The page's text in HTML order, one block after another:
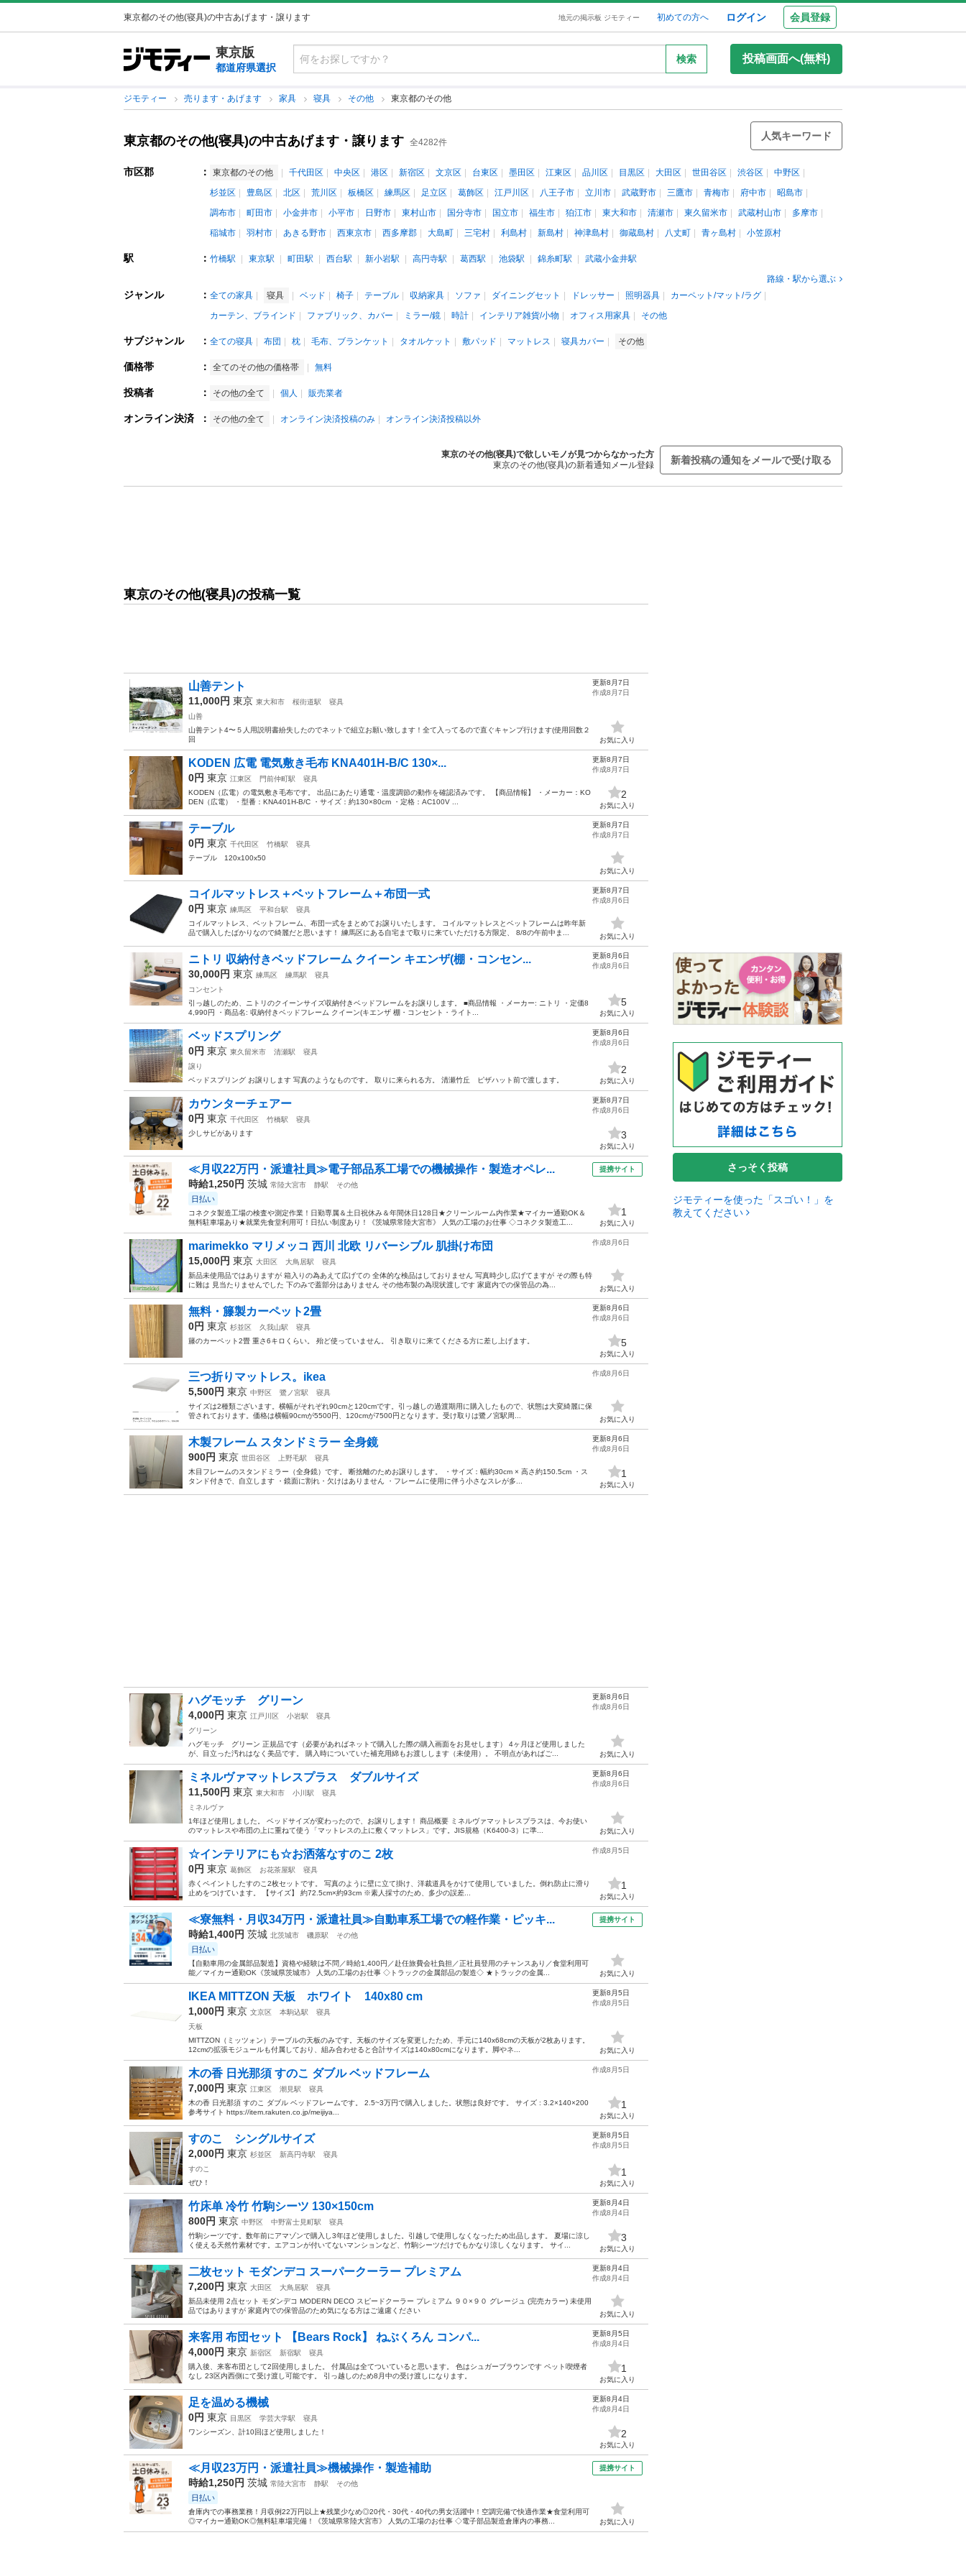
東京都のその他(寝具)の中古あげます・譲ります 地元の掲示板 ジモティー 初めての方へ ログイン 会員登録
東京版
都道府県選択
検索 投稿画面へ(無料)
ジモティー 売ります・あげます 家具 寝具 その他 東京都のその他
東京都のその他(寝具)の中古あげます・譲ります 全4282件
人気キーワード
市区郡 ： 東京都のその他 千代田区 中央区 港区 新宿区 文京区 台東区 墨田区 江東区 品川区 目黒区 大田区 世田谷区 渋谷区
中野区
杉並区
豊島区 北区 荒川区 板橋区 練馬区 足立区 葛飾区 江戸川区 八王子市 立川市 武蔵野市 三鷹市 青梅市 府中市
昭島市
調布市
町田市 小金井市 小平市 日野市 東村山市 国分寺市 国立市 福生市 狛江市 東大和市 清瀬市 東久留米市 武蔵村山市
多摩市
稲城市
羽村市 あきる野市 西東京市 西多摩郡 大島町 三宅村 利島村 新島村 神津島村 御蔵島村 八丈町 青ヶ島村 小笠原村
駅 ： 竹橋駅 東京駅 町田駅 西台駅 新小岩駅 高円寺駅 葛西駅 池袋駅 錦糸町駅
武蔵小金井駅
路線・駅から選ぶ
ジャンル ： 全ての家具 寝具 ベッド 椅子 テーブル 収納家具 ソファ ダイニングセット ドレッサー 照明器具
カーペット/マット/ラグ
カーテン、ブラインド
ファブリック、カバー ミラー/鏡 時計 インテリア雑貨/小物 オフィス用家具 その他
サブジャンル ： 全ての寝具 布団 枕 毛布、ブランケット タオルケット 敷パッド マットレス 寝具カバー その他
価格帯 ： 全てのその他の価格帯 無料
投稿者 ： その他の全て 個人 販売業者
オンライン決済 ： その他の全て オンライン決済投稿のみ オンライン決済投稿以外
東京のその他(寝具)で欲しいモノが見つからなかった方
東京のその他(寝具)の新着通知メール登録
新着投稿の通知をメールで受け取る
東京のその他(寝具)の投稿一覧
山善テント
11,000円 東京 東大和市 桜街道駅
寝具
山善
山善テント4〜５人用説明書紛失したのでネットで組立お願い致します！全て入ってるので直ぐキャンプ行けます(使用回数２
回
更新8月7日
作成8月7日
お気に入り
KODEN 広電 電気敷き毛布 KNA401H-B/C 130×...
0円 東京 江東区 門前仲町駅
寝具
KODEN（広電）の電気敷き毛布です。 出品にあたり通電・温度調節の動作を確認済みです。 【商品情報】 ・メーカー：KO
DEN（広電） ・型番：KNA401H-B/C ・サイズ：約130×80cm ・定格：AC100V ...
更新8月7日
作成8月7日
2
お気に入り
テーブル
0円 東京 千代田区 竹橋駅
寝具
テーブル 120x100x50
更新8月7日
作成8月7日
お気に入り
コイルマットレス＋ベットフレーム＋布団一式
0円 東京 練馬区 平和台駅
寝具
コイルマットレス、ベットフレーム、布団一式をまとめてお譲りいたします。 コイルマットレスとベットフレームは昨年新
品で購入したばかりなので綺麗だと思います！ 練馬区にある自宅まで取りに来ていただける方限定、 8/8の午前中ま...
更新8月7日
作成8月6日
お気に入り
ニトリ 収納付きベッドフレーム クイーン キエンザ(棚・コンセン...
30,000円 東京 練馬区 練馬駅
寝具
コンセント
引っ越しのため、ニトリのクイーンサイズ収納付きベッドフレームをお譲りします。 ■商品情報 ・メーカー: ニトリ ・定価8
4,990円 ・商品名: 収納付きベッドフレーム クイーン(キエンザ 棚・コンセント・ライト...
更新8月6日
作成8月6日
5
お気に入り
ベッドスプリング
0円 東京 東久留米市 清瀬駅
寝具
譲り
ベッドスプリング お譲りします 写真のようなものです。 取りに来られる方。 清瀬竹丘 ピザハット前で渡します。
更新8月6日
作成8月6日
2
お気に入り
カウンターチェアー
0円 東京 千代田区 竹橋駅
寝具
少しサビがあります
更新8月7日
作成8月6日
3
お気に入り
≪月収22万円・派遣社員≫電子部品系工場での機械操作・製造オペレ...
時給1,250円 茨城 常陸大宮市 静駅 その他
日払い
コネクタ製造工場の検査や測定作業！日勤専属＆土日祝休み＆年間休日128日★クリーンルーム内作業★マイカー通勤OK＆
無料駐車場あり★就業先食堂利用可！日払い制度あり！《茨城県常陸大宮市》 人気の工場のお仕事 ◇コネクタ製造工...
提携サイト
1
お気に入り
marimekko マリメッコ 西川 北欧 リバーシブル 肌掛け布団
15,000円 東京 大田区 大鳥居駅
寝具
新品未使用品ではありますが 箱入りの為あえて広げての 全体的な検品はしておりません 写真時少し広げてますが その際も特
に難は 見当たりませんでした 下のみで蓋部分はありません その他布製の為現状渡しです 家庭内での保管品の為...
作成8月6日
お気に入り
無料・籐製カーペット2畳
0円 東京 杉並区 久我山駅
寝具
籐のカーペット2畳 重さ6キロくらい。 殆ど使っていません。 引き取りに来てくださる方に差し上げます。
更新8月6日
作成8月6日
5
お気に入り
三つ折りマットレス。ikea
5,500円 東京 中野区 鷺ノ宮駅
寝具
サイズは2種類ございます。横幅がそれぞれ90cmと120cmです。引っ越しの過渡期用に購入したもので、状態は大変綺麗に保
管されております。価格は横幅90cmが5500円、120cmが7500円となります。受け取りは鷺ノ宮駅周...
作成8月6日
お気に入り
木製フレーム スタンドミラー 全身鏡
900円 東京 世田谷区 上野毛駅
寝具
木目フレームのスタンドミラー（全身鏡）です。 断捨離のためお譲りします。 ・サイズ：幅約30cm × 高さ約150.5cm ・ス
タンド付きで、自立します ・鏡面に割れ・欠けはありません ・フレームに使用に伴う小さなスレが多...
更新8月6日
作成8月6日
1
お気に入り
ハグモッチ グリーン
4,000円 東京 江戸川区 小岩駅
寝具
グリーン
ハグモッチ グリーン 正規品です（必要があればネットで購入した際の購入画面をお見せします） 4ヶ月ほど使用しました
が、目立った汚れはなく美品です。 購入時についていた補充用綿もお渡しします（未使用）。 不明点があればご...
更新8月6日
作成8月6日
お気に入り
ミネルヴァマットレスプラス ダブルサイズ
11,500円 東京 東大和市 小川駅
寝具
ミネルヴァ
1年ほど使用しました。 ベッドサイズが変わったので、お譲りします！ 商品概要 ミネルヴァマットレスプラスは、今お使い
のマットレスや布団の上に重ねて使う「マットレスの上に敷くマットレス」です。JIS規格（K6400-3）に準...
更新8月6日
作成8月6日
お気に入り
☆インテリアにも☆お洒落なすのこ 2枚
0円 東京 葛飾区 お花茶屋駅
寝具
赤くペイントしたすのこ2枚セットです。 写真のように壁に立て掛け、洋裁道具をかけて使用していました。倒れ防止に滑り
止めをつけています。 【サイズ】 約72.5cm×約93cm ※素人採寸のため、多少の誤差...
作成8月5日
1
お気に入り
≪寮無料・月収34万円・派遣社員≫自動車系工場での軽作業・ピッキ...
時給1,400円 茨城 北茨城市 磯原駅 その他
日払い
【自動車用の金属部品製造】資格や経験は不問／時給1,400円／赴任旅費会社負担／正社員登用のチャンスあり／食堂利用可
能／マイカー通勤OK《茨城県茨城市》 人気の工場のお仕事 ◇トラックの金属部品の製造◇ ★トラックの金属...
提携サイト
お気に入り
IKEA MITTZON 天板 ホワイト 140x80 cm
1,000円 東京 文京区 本駒込駅
寝具
天板
MITTZON（ミッツォン）テーブルの天板のみです。天板のサイズを変更したため、手元に140x68cmの天板が2枚あります。
12cmの拡張モジュールも付属しており、組み合わせると合計サイズは140x80cmになります。脚やネ...
更新8月5日
作成8月5日
お気に入り
木の香 日光那須 すのこ ダブル ベッドフレーム
7,000円 東京 江東区 潮見駅
寝具
木の香 日光那須 すのこ ダブル ベッドフレームです。 2.5~3万円で購入しました。状態は良好です。 サイズ : 3.2×140×200
参考サイト https://item.rakuten.co.jp/meijiya...
作成8月5日
1
お気に入り
すのこ シングルサイズ
2,000円 東京 杉並区 新高円寺駅
寝具
すのこ
ぜひ！
更新8月5日
作成8月5日
1
お気に入り
竹床单 冷竹 竹駒シーツ 130×150cm
800円 東京 中野区 中野富士見町駅
寝具
竹駒シーツです。数年前にアマゾンで購入し3年ほど使用しました。引越しで使用しなくなったため出品します。 夏場に涼し
く使える天然竹素材です。エアコンが付いてないマンションなど、竹駒シーツだけでもかなり涼しくなります。 サイ...
更新8月4日
作成8月4日
3
お気に入り
二枚セット モダンデコ スーパークーラー プレミアム
7,200円 東京 大田区 大鳥居駅
寝具
新品未使用 2点セット モダンデコ MODERN DECO スピードクーラー プレミアム ９０×９０ グレージュ (完売カラー) 未使用
品ではありますが 家庭内での保管品のため気になる方はご遠慮ください
更新8月4日
作成8月4日
お気に入り
来客用 布団セット 【Bears Rock】 ねぶくろん コンパ...
4,000円 東京 新宿区 新宿駅
寝具
購入後、来客布団として2回使用しました。 付属品は全てついていると思います。 色はシュガーブラウンです ペット喫煙者
なし 23区内西側にて受け渡し可能です。 引っ越しのため8月中の受け渡しになります。
更新8月5日
作成8月4日
1
お気に入り
足を温める機械
0円 東京 目黒区 学芸大学駅
寝具
ワンシーズン、計10回ほど使用しました！
更新8月4日
作成8月4日
2
お気に入り
≪月収23万円・派遣社員≫機械操作・製造補助
時給1,250円 茨城 常陸大宮市 静駅 その他
日払い
倉庫内での事務業務！月収例22万円以上★残業少なめ◎20代・30代・40代の男女活躍中！空調完備で快適作業★食堂利用可
◎マイカー通勤OK◎無料駐車場完備！《茨城県常陸大宮市》 人気の工場のお仕事 ◇電子部品製造倉庫内の事務...
提携サイト
お気に入り
さっそく投稿
ジモティーを使った「スゴい！」を
教えてください